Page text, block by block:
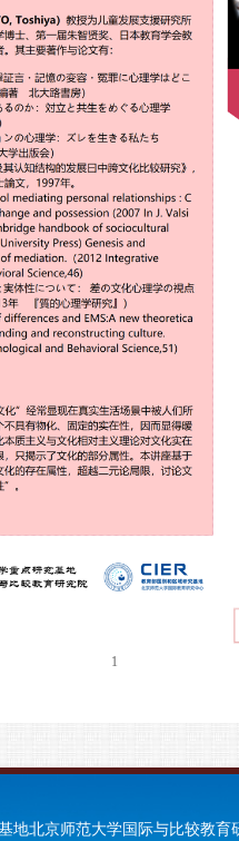
1
地北京师范大学国际与比较教